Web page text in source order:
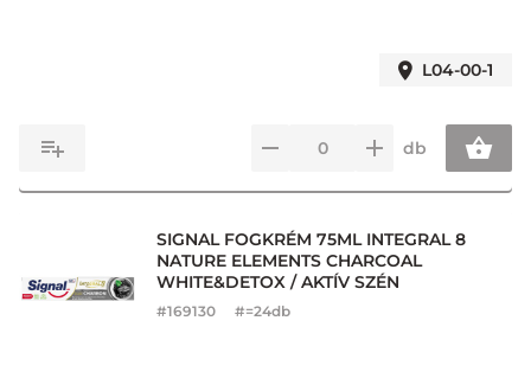
L04-00-1
db
SIGNAL FOGKRÉM 75ML INTEGRAL 8
NATURE ELEMENTS CHARCOAL
WHITE&DETOX / AKTÍV SZÉN
#169130 #=24db